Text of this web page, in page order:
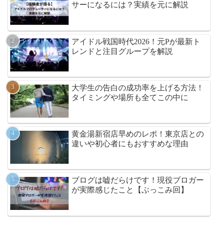
サーになるには？実績を元に解説
アイドル戦国時代2026！元Pが最新ト
レンドと注目グループを解説
大学生の告白の成功率を上げる方法！
タイミングや場所も全てこの中に
黄金湯新宿店早めのレポ！東京店との
違いや初心者にもおすすめな理由
ブログは嘘だらけです！現役ブロガー
が実際感じたこと【ぶっこみ回】